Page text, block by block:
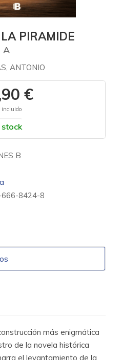
PIRAMIDE
A
ANTONIO
€
incluido
stock
B
8424-8
más enigmática
de la novela histórica
el levantamiento de la